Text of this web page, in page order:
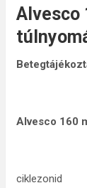
Alvesco
Alvesco 160
ciklezonid